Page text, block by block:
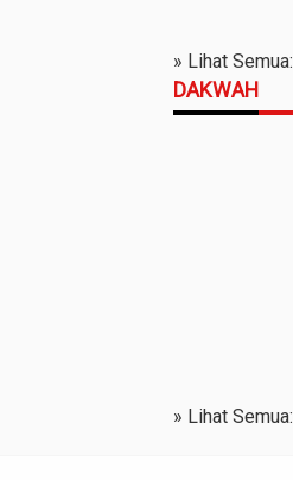
» Lihat Semua:
DAKWAH
» Lihat Semua: